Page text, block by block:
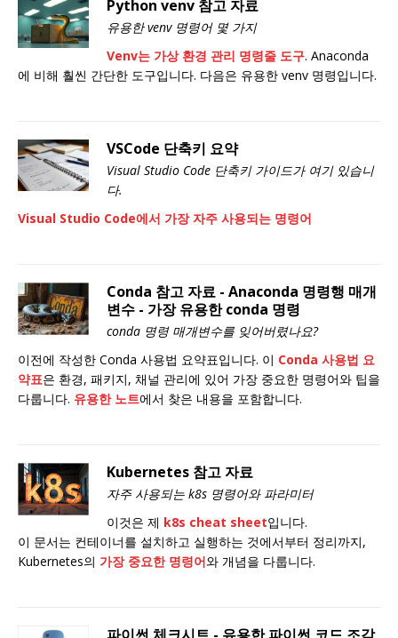
Python venv 참고 자료
유용한 venv 명령어 몇 가지
Venv는 가상 환경 관리 명령줄 도구. Anaconda
에 비해 훨씬 간단한 도구입니다. 다음은 유용한 venv 명령입니다.
VSCode 단축키 요약
Visual Studio Code 단축키 가이드가 여기 있습니
다.
Visual Studio Code에서 가장 자주 사용되는 명령어
Conda 참고 자료 - Anaconda 명령행 매개
변수 - 가장 유용한 conda 명령
conda 명령 매개변수를 잊어버렸나요?
이전에 작성한 Conda 사용법 요약표입니다. 이 Conda 사용법 요
약표은 환경, 패키지, 채널 관리에 있어 가장 중요한 명령어와 팁을
다룹니다. 유용한 노트에서 찾은 내용을 포함합니다.
Kubernetes 참고 자료
자주 사용되는 k8s 명령어와 파라미터
이것은 제 k8s cheat sheet입니다.
이 문서는 컨테이너를 설치하고 실행하는 것에서부터 정리까지,
Kubernetes의 가장 중요한 명령어와 개념을 다룹니다.